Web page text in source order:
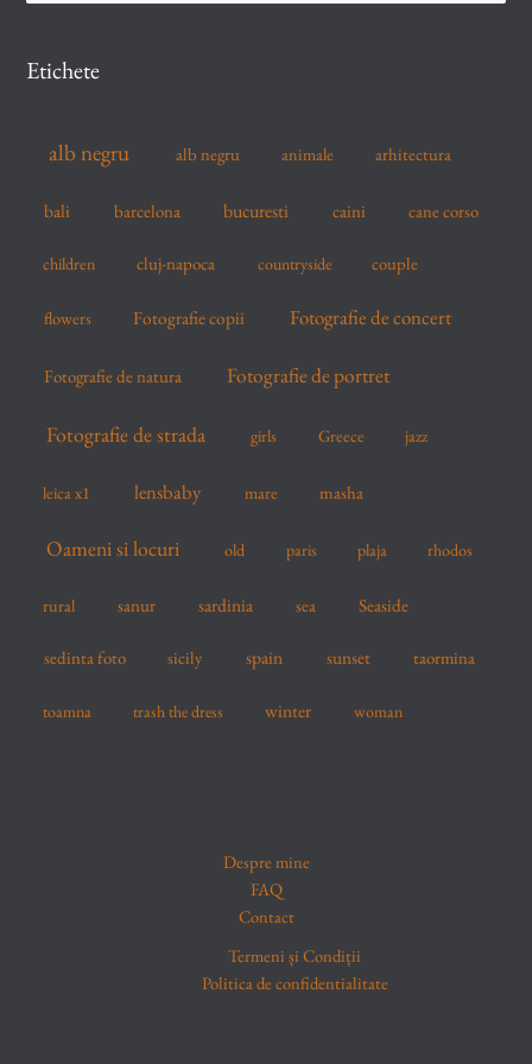
rEtichete
alb negru alb negru animale arhitectura
bali barcelona bucuresti caini cane corso
children cluj-napoca countryside couple
flowers Fotografie copii Fotografie de concert
Fotografie de natura Fotografie de portret
Fotografie de strada girls Greece jazz
leica x1 lensbaby mare masha
Oameni si locuri old paris plaja rhodos
rural sanur sardinia sea Seaside
sedinta foto sicily spain sunset taormina
toamna trash the dress winter woman
Despre mine
FAQ
Contact
Termeni și Condiții
Politica de confidentialitate